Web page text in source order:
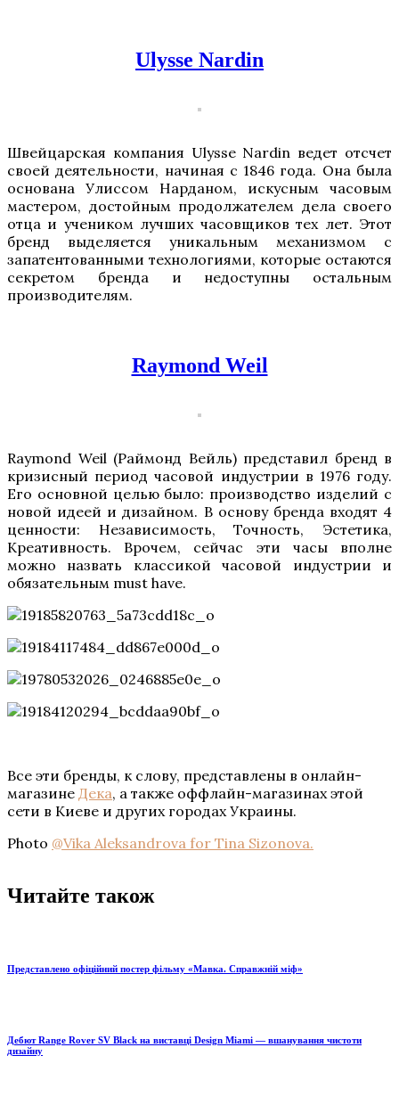
Ulysse Nardin
Швейцарская компания Ulysse Nardin ведет отсчет
своей деятельности, начиная с 1846 года. Она была
основана Улиссом Нарданом, искусным часовым
мастером, достойным продолжателем дела своего
отца и учеником лучших часовщиков тех лет. Этот
бренд выделяется уникальным механизмом с
запатентованными технологиями, которые остаются
секретом бренда и недоступны остальным
производителям.
Raymond Weil
Raymond Weil (Раймонд Вейль) представил бренд в
кризисный период часовой индустрии в 1976 году.
Его основной целью было: производство изделий с
новой идеей и дизайном. В основу бренда входят 4
ценности: Независимость, Точность, Эстетика,
Креативность. Врочем, сейчас эти часы вполне
можно назвать классикой часовой индустрии и
обязательным must have.
Все эти бренды, к слову, представлены в онлайн-
магазине Дека, а также оффлайн-магазинах этой
сети в Киеве и других городах Украины.
Photo @Vika Aleksandrova for Tina Sizonova.
Читайте також
Представлено офіційний постер фільму «Мавка. Справжній міф»
Дебют Range Rover SV Black на виставці Design Miami — вшанування чистоти
дизайну